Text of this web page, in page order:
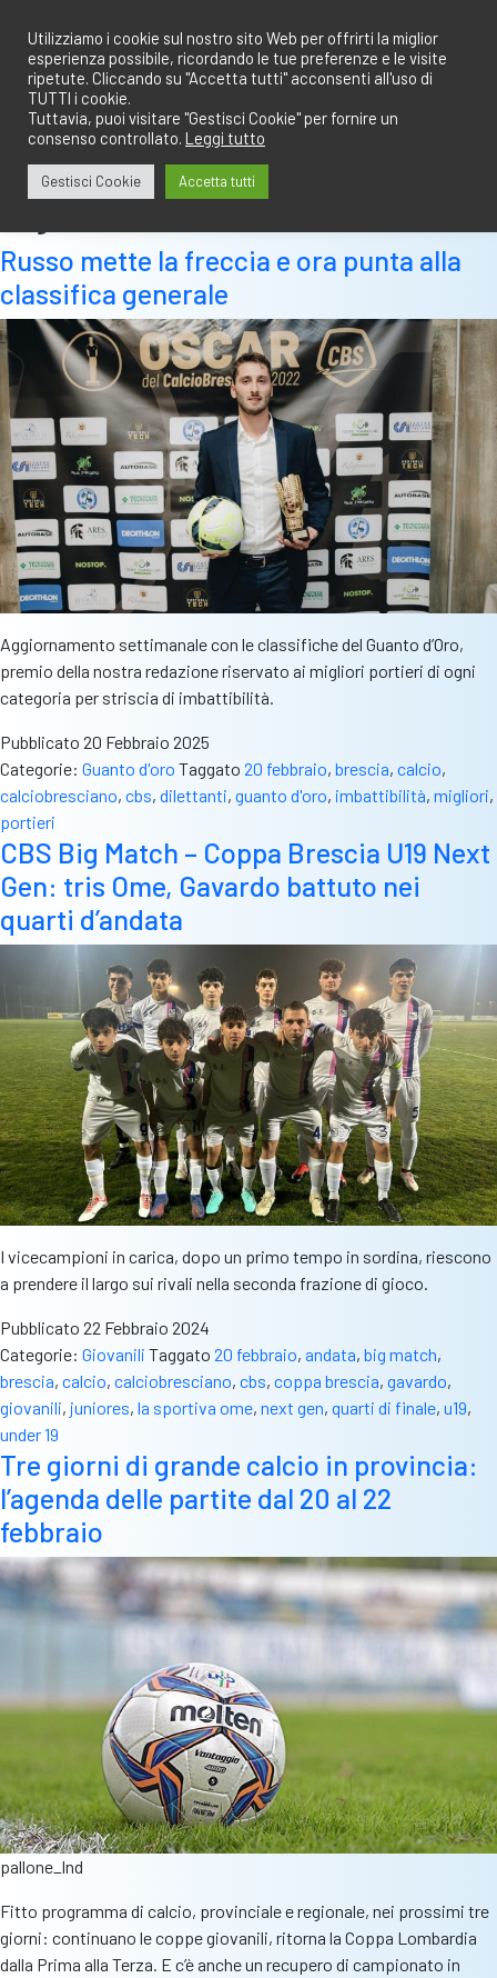
contenuto
Russo mette la freccia e ora punta alla
classifica generale
Aggiornamento settimanale con le classifiche del Guanto d’Oro,
premio della nostra redazione riservato ai migliori portieri di ogni
categoria per striscia di imbattibilità.
Pubblicato 20 Febbraio 2025
Categorie: Guanto d'oro Taggato 20 febbraio, brescia, calcio,
calciobresciano, cbs, dilettanti, guanto d'oro, imbattibilità, migliori,
portieri
CBS Big Match – Coppa Brescia U19 Next
Gen: tris Ome, Gavardo battuto nei
quarti d’andata
I vicecampioni in carica, dopo un primo tempo in sordina, riescono
a prendere il largo sui rivali nella seconda frazione di gioco.
Pubblicato 22 Febbraio 2024
Categorie: Giovanili Taggato 20 febbraio, andata, big match,
brescia, calcio, calciobresciano, cbs, coppa brescia, gavardo,
giovanili, juniores, la sportiva ome, next gen, quarti di finale, u19,
under 19
Tre giorni di grande calcio in provincia:
l’agenda delle partite dal 20 al 22
febbraio
pallone_lnd
Fitto programma di calcio, provinciale e regionale, nei prossimi tre
giorni: continuano le coppe giovanili, ritorna la Coppa Lombardia
dalla Prima alla Terza. E c’è anche un recupero di campionato in
Utilizziamo i cookie sul nostro sito Web per offrirti la miglior
esperienza possibile, ricordando le tue preferenze e le visite
ripetute. Cliccando su "Accetta tutti" acconsenti all'uso di
TUTTI i cookie.
Tuttavia, puoi visitare "Gestisci Cookie" per fornire un
consenso controllato. Leggi tutto
Gestisci Cookie Accetta tutti